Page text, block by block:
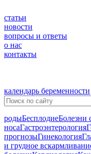
статьи
новости
вопросы и ответы
о нас
контакты
календарь беременности
родыБесплодиеБолезни
носаГастроэнтерология
прогнозыГинекология
и грудное